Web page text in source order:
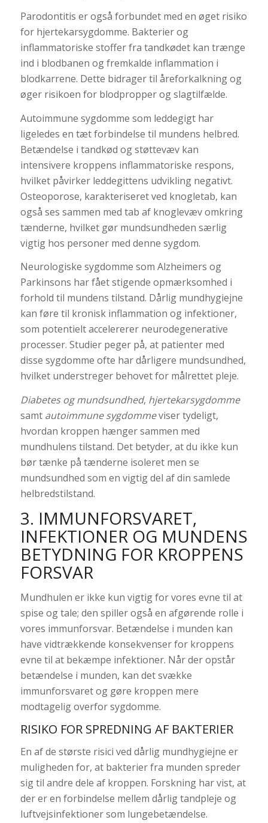
Parodontitis er også forbundet med en øget risiko
for hjertekarsygdomme. Bakterier og
inflammatoriske stoffer fra tandkødet kan trænge
ind i blodbanen og fremkalde inflammation i
blodkarrene. Dette bidrager til åreforkalkning og
øger risikoen for blodpropper og slagtilfælde.
Autoimmune sygdomme som leddegigt har
ligeledes en tæt forbindelse til mundens helbred.
Betændelse i tandkød og støttevæv kan
intensivere kroppens inflammatoriske respons,
hvilket påvirker leddegittens udvikling negativt.
Osteoporose, karakteriseret ved knogletab, kan
også ses sammen med tab af knoglevæv omkring
tænderne, hvilket gør mundsundheden særlig
vigtig hos personer med denne sygdom.
Neurologiske sygdomme som Alzheimers og
Parkinsons har fået stigende opmærksomhed i
forhold til mundens tilstand. Dårlig mundhygiejne
kan føre til kronisk inflammation og infektioner,
som potentielt accelererer neurodegenerative
processer. Studier peger på, at patienter med
disse sygdomme ofte har dårligere mundsundhed,
hvilket understreger behovet for målrettet pleje.
Diabetes og mundsundhed, hjertekarsygdomme
samt autoimmune sygdommeviser tydeligt,
hvordan kroppen hænger sammen med
mundhulens tilstand. Det betyder, at du ikke kun
bør tænke på tænderne isoleret men se
mundsundhed som en vigtig del af din samlede
helbredstilstand.
3. IMMUNFORSVARET,
INFEKTIONER OG MUNDENS
BETYDNING FOR KROPPENS
FORSVAR
Mundhulen er ikke kun vigtig for vores evne til at
spise og tale; den spiller også en afgørende rolle i
vores immunforsvar. Betændelse i munden kan
have vidtrækkende konsekvenser for kroppens
evne til at bekæmpe infektioner. Når der opstår
betændelse i munden, kan det svække
immunforsvaret og gøre kroppen mere
modtagelig overfor sygdomme.
RISIKO FOR SPREDNING AF BAKTERIER
En af de største risici ved dårlig mundhygiejne er
muligheden for, at bakterier fra munden spreder
sig til andre dele af kroppen. Forskning har vist, at
der er en forbindelse mellem dårlig tandpleje og
luftvejsinfektioner som lungebetændelse.